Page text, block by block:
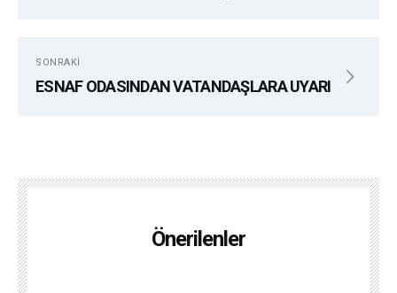
SONRAKI
ESNAF ODASINDAN VATANDAŞLARA UYARI
Önerilenler